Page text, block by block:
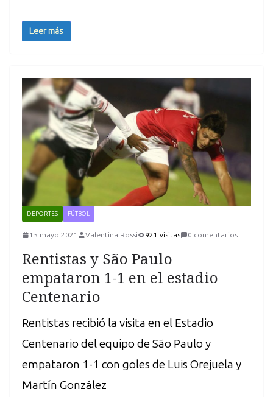
Leer más
DEPORTES FÚTBOL
15 mayo 2021 Valentina Rossi 921 visitas 0 comentarios
Rentistas y São Paulo
empataron 1-1 en el estadio
Centenario
Rentistas recibió la visita en el Estadio
Centenario del equipo de São Paulo y
empataron 1-1 con goles de Luis Orejuela y
Martín González